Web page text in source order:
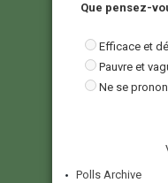
Que pensez-
Efficace et
Pauvre et
Ne se
Polls Archive